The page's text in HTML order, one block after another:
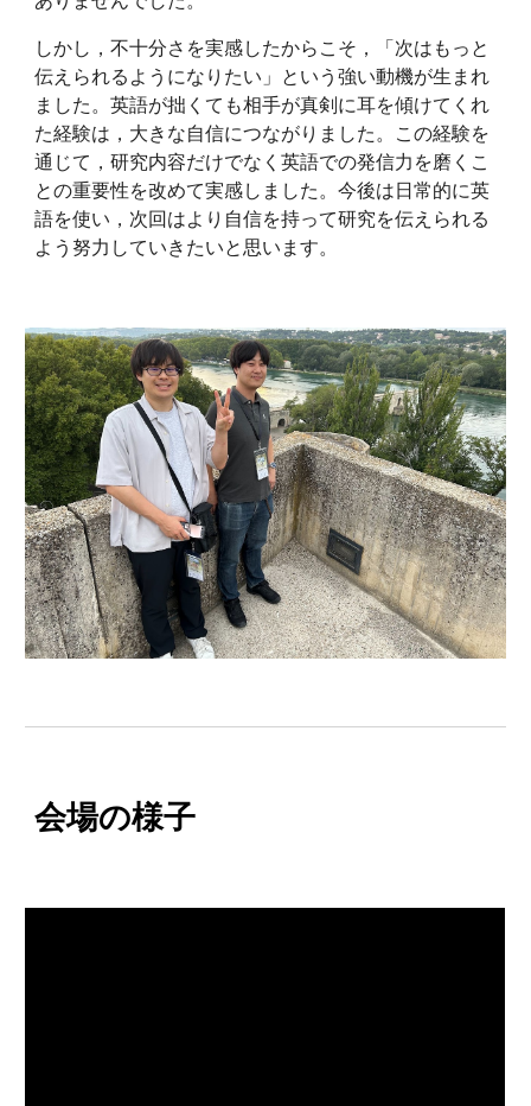
しかし，不十分さを実感したからこそ，「次はもっと
伝えられるようになりたい」という強い動機が生まれ
ました。英語が拙くても相手が真剣に耳を傾けてくれ
た経験は，大きな自信につながりました。この経験を
通じて，研究内容だけでなく英語での発信力を磨くこ
との重要性を改めて実感しました。今後は日常的に英
語を使い，次回はより自信を持って研究を伝えられる
よう努力していきたいと思います。
会場の様子